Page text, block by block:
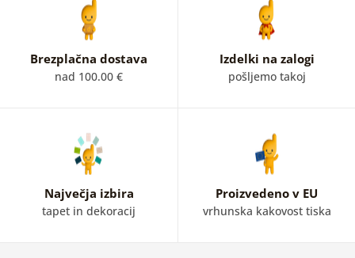
Brezplačna dostava
nad 100.00 €
Izdelki na zalogi
pošljemo takoj
Največja izbira
tapet in dekoracij
Proizvedeno v EU
vrhunska kakovost tiska